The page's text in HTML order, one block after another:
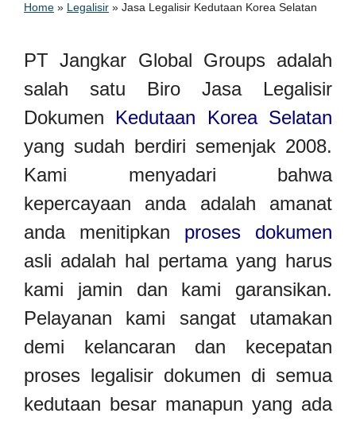
Home » Legalisir » Jasa Legalisir Kedutaan Korea Selatan
PT Jangkar Global Groups adalah
salah satu Biro Jasa Legalisir
Dokumen Kedutaan Korea Selatan
yang sudah berdiri semenjak 2008.
Kami menyadari bahwa
kepercayaan anda adalah amanat
anda menitipkan proses dokumen
asli adalah hal pertama yang harus
kami jamin dan kami garansikan.
Pelayanan kami sangat utamakan
demi kelancaran dan kecepatan
proses legalisir dokumen di semua
kedutaan besar manapun yang ada